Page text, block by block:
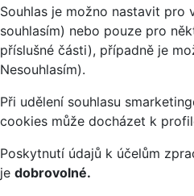
Souhlas je možno nastavit pro
souhlasím) nebo pouze pro
příslušné části), případně je
Nesouhlasím).
Při udělení souhlasu
cookies může docházet k
Poskytnutí údajů k účelům
je dobrovolné.